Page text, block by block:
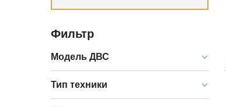
Фильтр
Модель ДВС
Тип техники